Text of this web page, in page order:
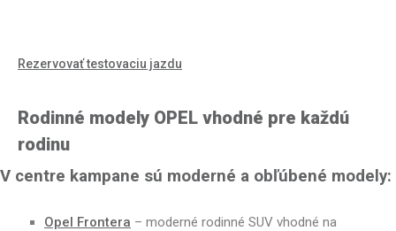
Rezervovať testovaciu jazdu
Rodinné modely OPEL vhodné pre každú
rodinu
V centre kampane sú moderné a obľúbené modely:
Opel Frontera – moderné rodinné SUV vhodné na